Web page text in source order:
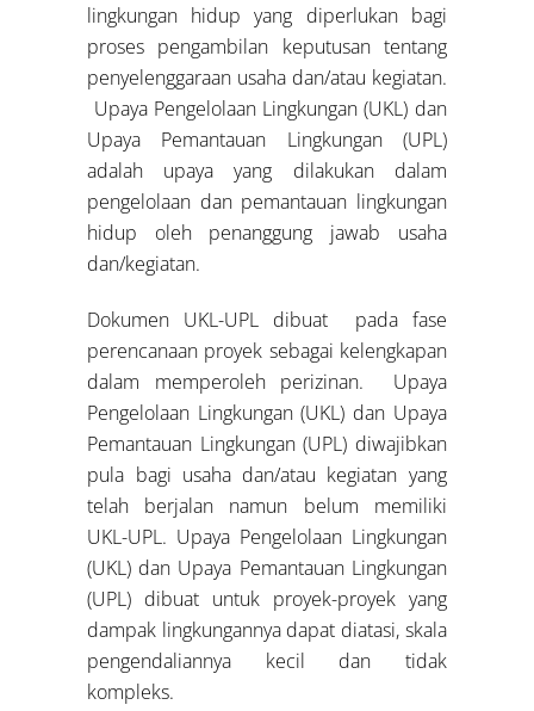
lingkungan hidup yang diperlukan bagi
proses pengambilan keputusan tentang
penyelenggaraan usaha dan/atau kegiatan.
Upaya Pengelolaan Lingkungan (UKL) dan
Upaya Pemantauan Lingkungan (UPL)
adalah upaya yang dilakukan dalam
pengelolaan dan pemantauan lingkungan
hidup oleh penanggung jawab usaha
dan/kegiatan.
Dokumen UKL-UPL dibuat pada fase
perencanaan proyek sebagai kelengkapan
dalam memperoleh perizinan. Upaya
Pengelolaan Lingkungan (UKL) dan Upaya
Pemantauan Lingkungan (UPL) diwajibkan
pula bagi usaha dan/atau kegiatan yang
telah berjalan namun belum memiliki
UKL-UPL. Upaya Pengelolaan Lingkungan
(UKL) dan Upaya Pemantauan Lingkungan
(UPL) dibuat untuk proyek-proyek yang
dampak lingkungannya dapat diatasi, skala
pengendaliannya kecil dan tidak
kompleks.